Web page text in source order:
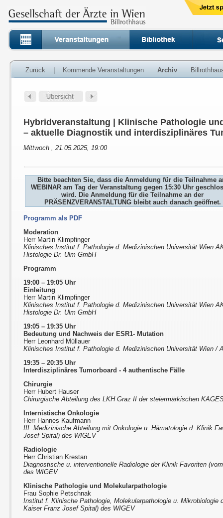
Zurück Kommende Veranstaltungen Archiv
Hybridveranstaltung | Klinische Pathologie
– aktuelle Diagnostik und interdisziplinäres
Mittwoch , 21.05.2025, 19:00
Bitte beachten Sie, dass die Anmeldung für die Teilnahme
WEBINAR am Tag der Veranstaltung gegen 15:30 Uhr
wird. Die Anmeldung für die Teilnahme an der
PRÄSENZVERANSTALTUNG bleibt auch danach geöffnet.
Programm als PDF
Moderation
Herr Martin Klimpfinger
Klinisches Institut f. Pathologie d. Medizinischen Universität Wien
Histologie Dr. Ulm GmbH
Programm
19:00 – 19:05 Uhr
Einleitung
Herr Martin Klimpfinger
Klinisches Institut f. Pathologie d. Medizinischen Universität Wien
Histologie Dr. Ulm GmbH
19:05 – 19:35 Uhr
Bedeutung und Nachweis der ESR1- Mutation
Herr Leonhard Müllauer
Klinisches Institut f. Pathologie d. Medizinischen Universität Wien /
19:35 – 20:35 Uhr
Interdisziplinäres Tumorboard - 4 authentische Fälle
Chirurgie
Herr Hubert Hauser
Chirurgische Abteilung des LKH Graz II der steiermärkischen
Internistische Onkologie
Herr Hannes Kaufmann
III. Medizinische Abteilung mit Onkologie u. Hämatologie d. Klinik
Josef Spital) des WIGEV
Radiologie
Herr Christian Krestan
Diagnostische u. interventionelle Radiologie der Klinik Favoriten
des WIGEV
Klinische Pathologie und Molekularpathologie
Frau Sophie Petschnak
Institut f. Klinische Pathologie, Molekularpathologie u. Mikrobiologie
Kaiser Franz Josef Spital) des WIGEV